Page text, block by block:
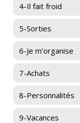
4-Il fait froid
5-Sorties
6-Je m'organise
7-Achats
8-Personnalités
9-Vacances